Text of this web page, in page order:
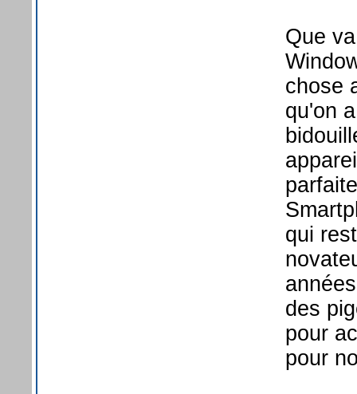
Que
chose
qu'on
qui
des
pour
pour